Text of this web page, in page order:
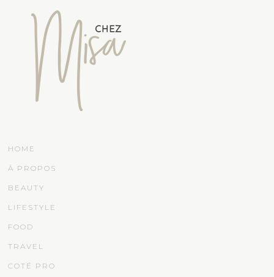
HOME
À PROPOS
BEAUTY
LIFESTYLE
FOOD
TRAVEL
COTÉ PRO